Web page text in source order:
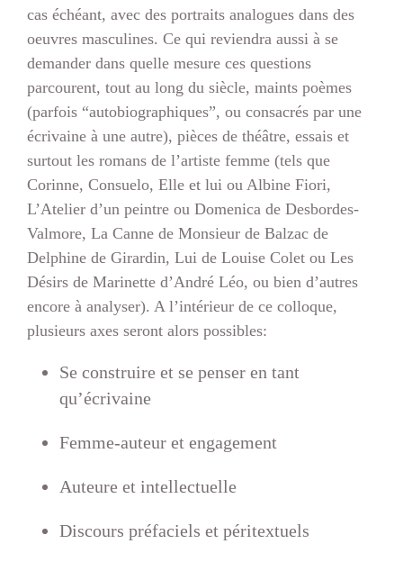
cas échéant, avec des portraits analogues dans des
oeuvres masculines. Ce qui reviendra aussi à se
demander dans quelle mesure ces questions
parcourent, tout au long du siècle, maints poèmes
(parfois “autobiographiques”, ou consacrés par une
écrivaine à une autre), pièces de théâtre, essais et
surtout les romans de l’artiste femme (tels que
Corinne, Consuelo, Elle et lui ou Albine Fiori,
L’Atelier d’un peintre ou Domenica de Desbordes-
Valmore, La Canne de Monsieur de Balzac de
Delphine de Girardin, Lui de Louise Colet ou Les
Désirs de Marinette d’André Léo, ou bien d’autres
encore à analyser). A l’intérieur de ce colloque,
plusieurs axes seront alors possibles:
Se construire et se penser en tant
qu’écrivaine
Femme-auteur et engagement
Auteure et intellectuelle
Discours préfaciels et péritextuels